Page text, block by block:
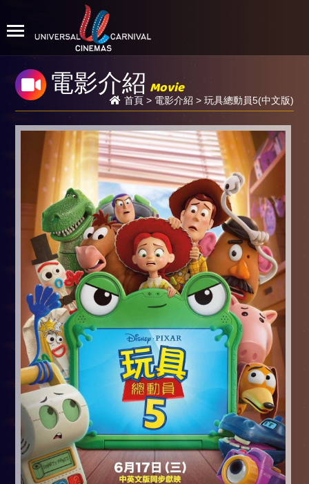
電影介紹 Movie
首頁> 電影介紹 > 玩具總動員5(中文版)